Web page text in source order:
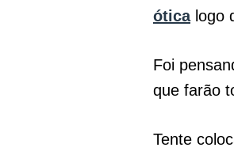
óticalogo
Foi
que farão
Tente